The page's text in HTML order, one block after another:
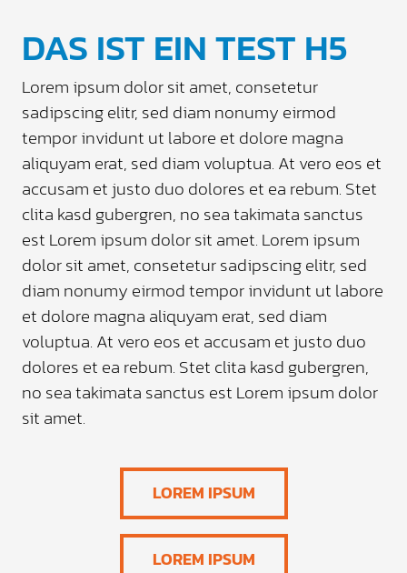
DAS IST EIN TEST H5
Lorem ipsum dolor sit amet, consetetur
sadipscing elitr, sed diam nonumy eirmod
tempor invidunt ut labore et dolore magna
aliquyam erat, sed diam voluptua. At vero eos et
accusam et justo duo dolores et ea rebum. Stet
clita kasd gubergren, no sea takimata sanctus
est Lorem ipsum dolor sit amet. Lorem ipsum
dolor sit amet, consetetur sadipscing elitr, sed
diam nonumy eirmod tempor invidunt ut labore
et dolore magna aliquyam erat, sed diam
voluptua. At vero eos et accusam et justo duo
dolores et ea rebum. Stet clita kasd gubergren,
no sea takimata sanctus est Lorem ipsum dolor
sit amet.
LOREM IPSUM
LOREM IPSUM